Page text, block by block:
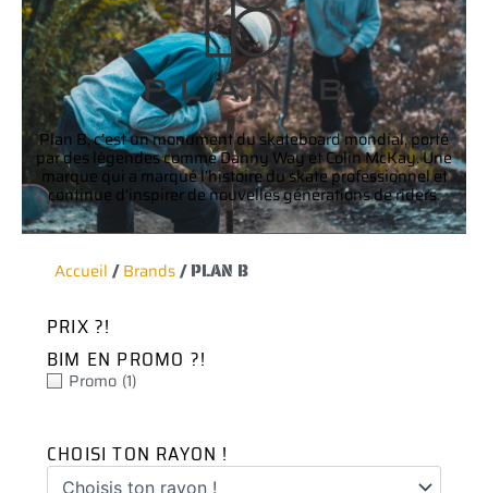
Plan B, c’est un monument du skateboard mondial, porté
par des légendes comme Danny Way et Colin McKay. Une
marque qui a marqué l’histoire du skate professionnel et
continue d’inspirer de nouvelles générations de riders.
Accueil /Brands/ PLAN B
PRIX ?!
BIM EN PROMO ?!
Promo (1)
CHOISI TON RAYON !